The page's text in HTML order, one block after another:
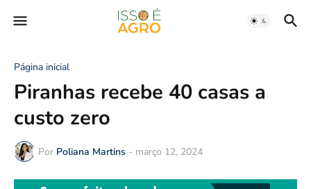
Página inicial
Piranhas recebe 40 casas a
custo zero
Por Poliana Martins - março 12, 2024